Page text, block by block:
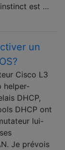
est …
un
Cisco L3
helper-
DHCP,
DHCP ont
lui-
Je prévois